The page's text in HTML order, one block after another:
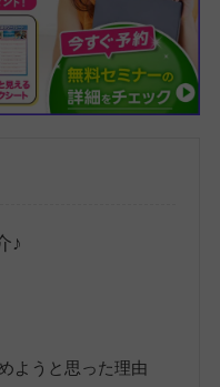
♪
ようと思った理由